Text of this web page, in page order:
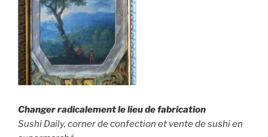
Changer radicalement le lieu de fabrication
Sushi Daily, corner de confection et vente de sushi en